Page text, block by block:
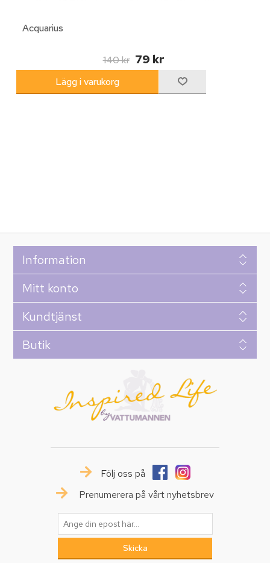
Acquarius
140 kr 79 kr
Information
Mitt konto
Kundtjänst
Butik
Följ oss på
Prenumerera på vårt nyhetsbrev